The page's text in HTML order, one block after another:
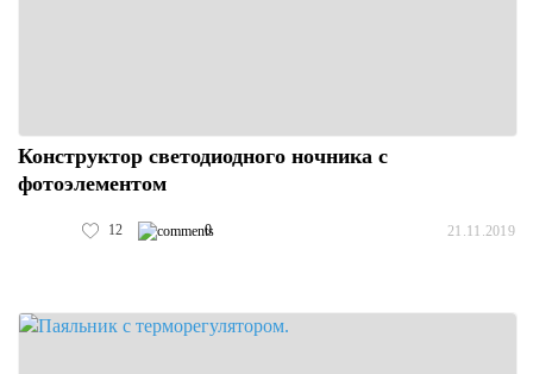
Конструктор светодиодного ночника с
фотоэлементом
12 0 21.11.2019